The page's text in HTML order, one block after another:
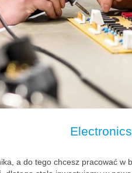
a do tego chcesz pracować w